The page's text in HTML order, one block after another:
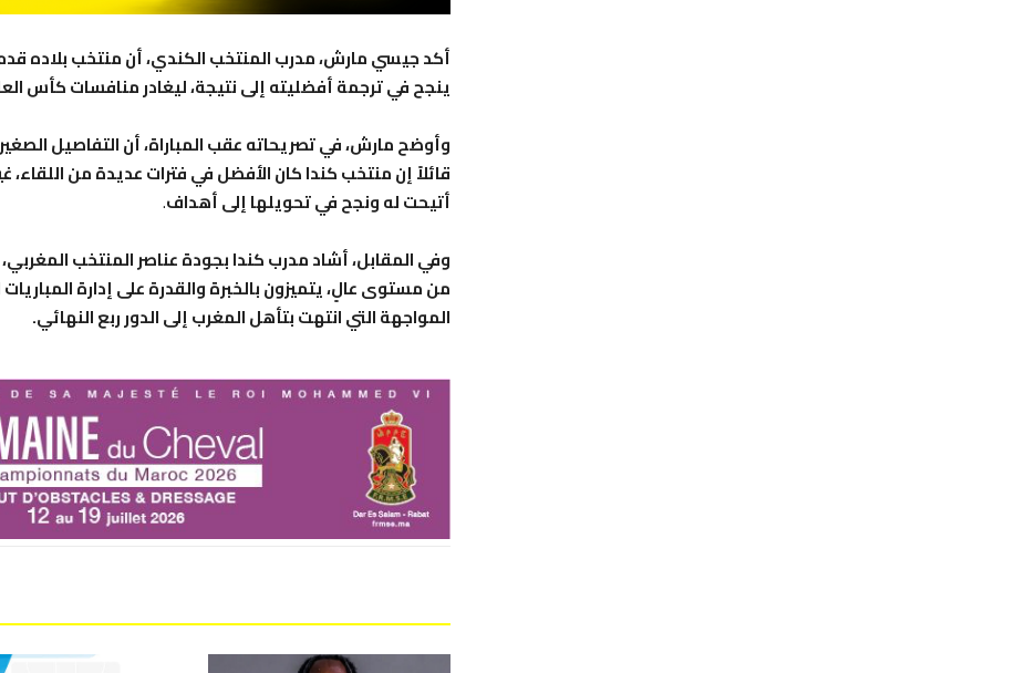
أكد جيسي مارش، مدرب المنتخب الكندي، أن منتخب بلاده قدم
ينجح في ترجمة أفضليته إلى نتيجة، ليغادر منافسات كأس العالم 2026 من دور ثمن
وأوضح مارش، في تصريحاته عقب المباراة، أن التفاصيل
قائلاً إن منتخب كندا كان الأفضل في فترات عديدة من
أتيحت له ونجح في تحويلها إلى أهداف.
وفي المقابل، أشاد مدرب كندا بجودة عناصر المنتخب
من مستوى عالٍ، يتميزون بالخبرة والقدرة على إدارة
المواجهة التي انتهت بتأهل المغرب إلى الدور ربع النهائي.